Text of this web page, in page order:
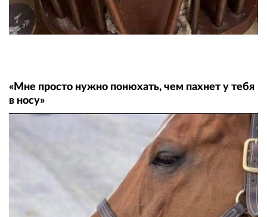
«Мне просто нужно понюхать, чем пахнет у тебя
в носу»